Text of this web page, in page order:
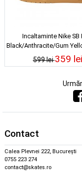
Incaltaminte Nike SB
Black/Anthracite/Gum
599 lei359 lei
Contact
Calea Plevnei 222, București
0755 223 274
contact@skates.ro